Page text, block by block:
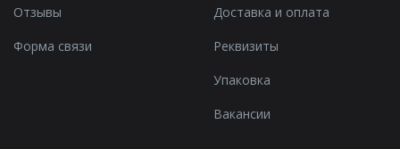
Отзывы
Форма связи
Доставка и оплата
Реквизиты
Упаковка
Вакансии